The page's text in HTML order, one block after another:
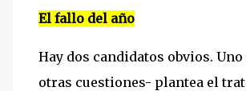
El fallo del año
Hay dos candidatos obvios. Uno
otras cuestiones- plantea el